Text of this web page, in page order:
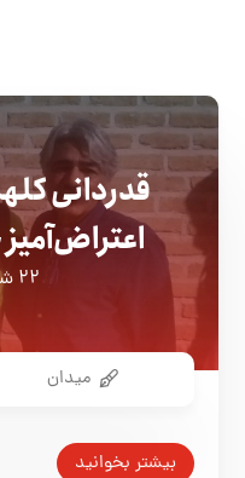
قدردانی
۲۲ شهریور ۱۳۹۶
میدان
بیشتر بخوانید